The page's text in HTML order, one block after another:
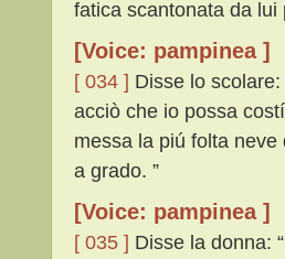
fatica scantonata da lui
[Voice: pampinea ]
[ 034 ] Disse lo
acciò che io possa
messa la piú folta
a grado. ”
[Voice: pampinea ]
[ 035 ] Disse la donna: